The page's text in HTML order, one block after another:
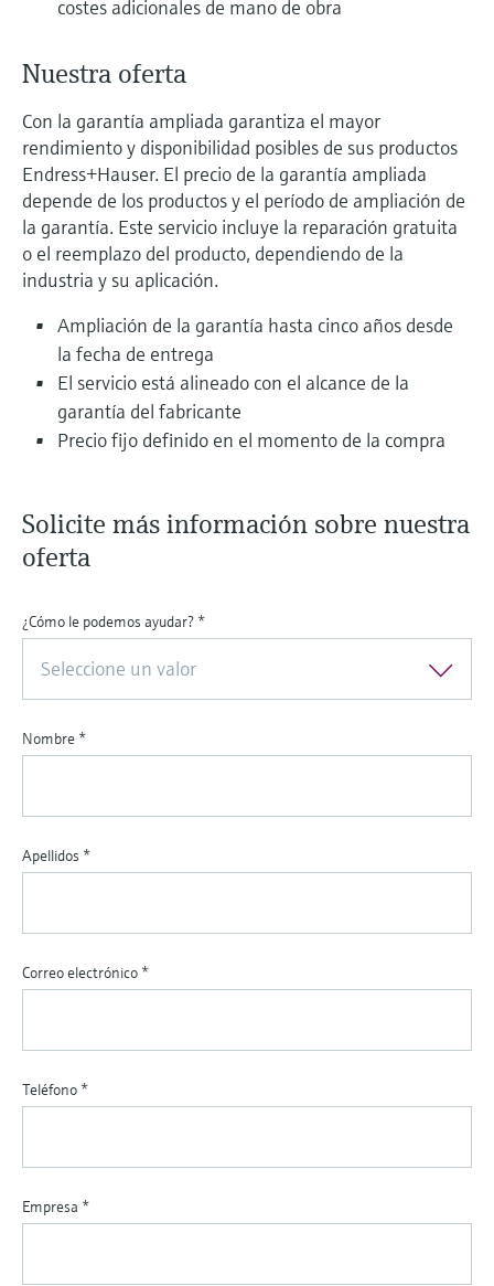
Encuentre información y documentación
Buscador de repuestos
Encuentre repuestos por raíz del producto,
código de pedido o número de serie
electromecánico
Medición de nivel por barrera de
Level measurement with pressure
Ver todos
microondas
Memosens technology
Ver todos
sólida y fundamentada
costes adicionales de mano de obra
Nuestra oferta
Con la garantía ampliada garantiza el mayor
rendimiento y disponibilidad posibles de sus productos
Endress+Hauser. El precio de la garantía ampliada
depende de los productos y el período de ampliación de
la garantía. Este servicio incluye la reparación gratuita
o el reemplazo del producto, dependiendo de la
industria y su aplicación.
Ampliación de la garantía hasta cinco años desde
la fecha de entrega
El servicio está alineado con el alcance de la
garantía del fabricante
Precio fijo definido en el momento de la compra
Solicite más información sobre nuestra
oferta
¿Cómo le podemos ayudar? *
Seleccione un valor
Nombre *
Apellidos *
Correo electrónico *
Teléfono *
Empresa *